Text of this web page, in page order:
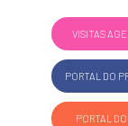
VISITAS
PORTAL DO
PORTAL